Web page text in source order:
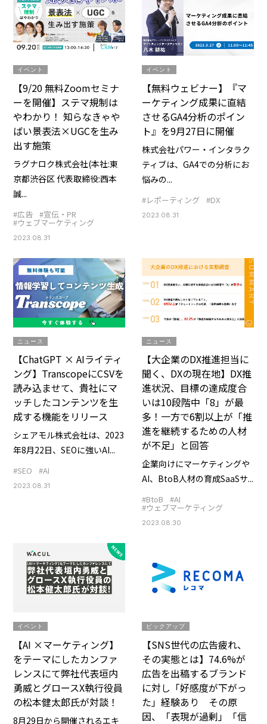
イベント
【9/20 無料Zoomセミナ
ーを開催】ステマ規制は
やわかり！ 知らなきゃや
ばい景表法×UGCを生み
出す施策
ラグナロク株式会社(本社:東
京都渋谷区 代表取締役:⻄本
誠...
#広告 #宣伝・PR
#ウェブマーケティング
2023.08.31
イベント
【無料ウェビナー】『マ
ーケティング成果に直結
させるGA4分析のポイン
ト』を9月27日に開催
株式会社パワー・インタラク
ティブは、GA4での分析にお
悩みの...
#レポーティング #DX
2023.08.31
ニュース
【ChatGPT × AIライティ
ング】TranscopeにCSVを
読み込ませて、貴社にマ
ッチしたコンテンツを生
成する機能をリリース
シェアモル株式会社は、2023
年8月22日、SEOに強いAI...
#SEO #AI
2023.08.31
ニュース
【大企業のDX推進担当に
聞く、DXの現在地】DX推
進状況、目標の達成度合
いは10段階中「8」が最
多！一方で6割以上が「推
進を継続するための人材
が不足」と回答
企業向けにマーケティングや
AI、BtoB人材の育成SaaSサ...
#BtoB #AI
#ウェブマーケティング
2023.08.30
イベント
【AI ×マーケティング】
をテーマにしたカンファ
レンスにて弊社代表垣内
勇威とグロースX執行役員
の松本健太郎氏が対談！
8月29日から開催されるエキ
ピックアップ
【SNS世代の広告疲れ、
その実態とは】74.6%が
広告を出稿するブランド
に対し「好感度が下がっ
た」経験あり その原
因、「表現が過剰」「信